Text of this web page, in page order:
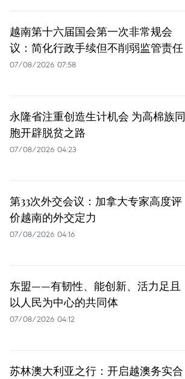
越南第十六届国会第一次非常规会
议：简化行政手续但不削弱监管责任
07/08/2026 07:58
永隆省注重创造生计机会 为高棉族同
胞开辟脱贫之路
07/08/2026 04:23
第33次外交会议：加拿大专家高度评
价越南的外交定力
07/08/2026 04:16
东盟——有韧性、能创新、活力足且
以人民为中心的共同体
07/08/2026 04:12
苏林澳大利亚之行：开启越澳务实合